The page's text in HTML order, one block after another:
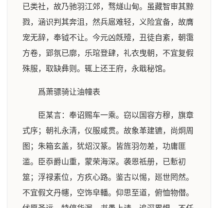
已类社，故乃驰羽江郊，骛燧山甸。虽藏智审其黥
戮，涵识判其奔沮，然兵扈难轻，义险宜备，故膺
宠无辞，奉钺不让。今元凶旣殪，丑徒自紊，朝霭
方卷，郢氛已廓，乐琯登肆，礼衣曳朝，不宜复假
殊服，取缺彝则。辄上还王府，永戢秘馆。
爲萧骠骑让油幢表
臣某言：奉诏赐车一乘。窃以国容方穆，旗章
式序；朝礼永淸，仪服咸贯。故象革建镳，尚炯周
图；朱箱玄盖，犹炤汉篆。皆旌羽勿差，功庸匪
滥。臣忝爵山重，蒙荣海深。袭恩祗册，已慙初
筮；浮禄素位，方疚心路。鉴古以惕，廵世罔然。
不宜假文丹幰，空饰皁轓。仰思至道，俯恤物僣。